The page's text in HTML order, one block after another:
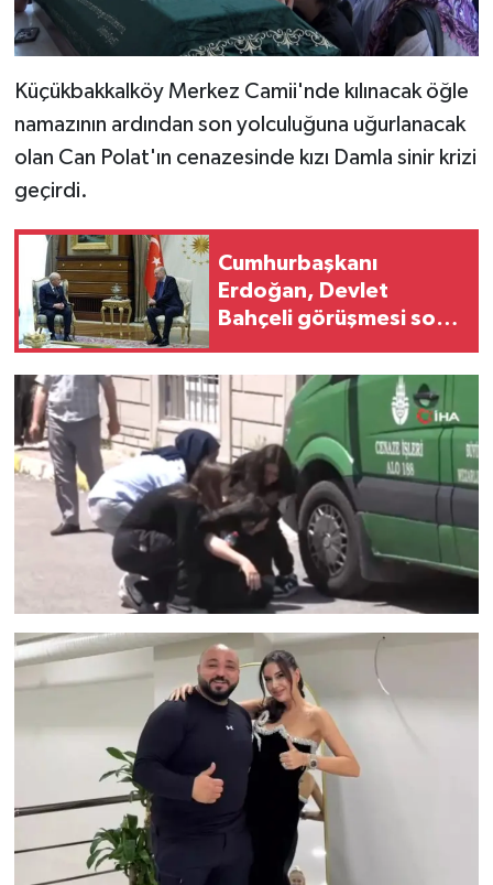
Küçükbakkalköy Merkez Camii'nde kılınacak öğle
namazının ardından son yolculuğuna uğurlanacak
olan Can Polat'ın cenazesinde kızı Damla sinir krizi
geçirdi.
Cumhurbaşkanı
Erdoğan, Devlet
Bahçeli görüşmesi sona